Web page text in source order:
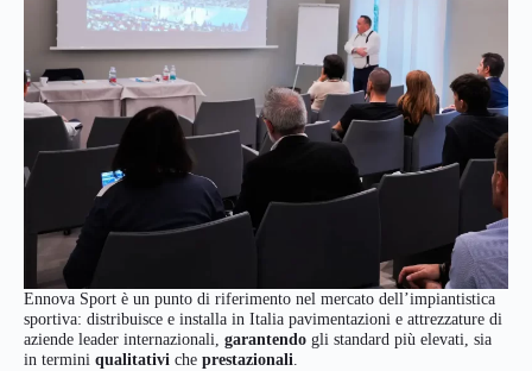
Ennova Sport è un punto di riferimento nel mercato dell’impiantistica
sportiva: distribuisce e installa in Italia pavimentazioni e attrezzature di
aziende leader internazionali, garantendo gli standard più elevati, sia
in termini qualitativi che prestazionali